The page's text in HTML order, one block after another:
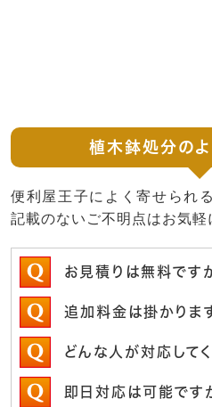
植木鉢処分のよ
便利屋王子によく寄せられ
記載のないご不明点はお気軽
お見積りは無料です
追加料金は掛かりま
どんな人が対応して
即日対応は可能です